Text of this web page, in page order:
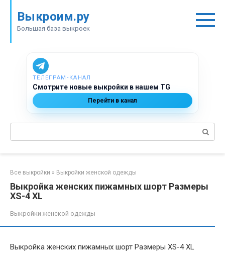
контенту
Выкроим.ру
Большая база выкроек
ТЕЛЕГРАМ‑КАНАЛ
Смотрите новые выкройки в нашем TG
Перейти в канал
Поиск:
Все выкройки » Выкройки женской одежды
Выкройка женских пижамных шорт Размеры
XS-4 XL
Выкройки женской одежды
Выкройка женских пижамных шорт Размеры XS-4 XL